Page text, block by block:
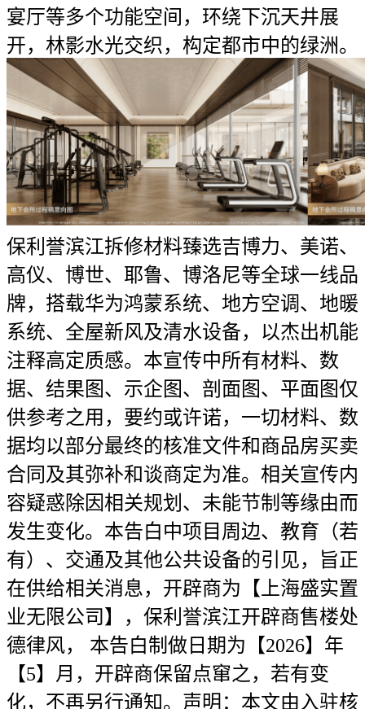
宴厅等多个功能空间，环绕下沉天井展
开，林影水光交织，构定都市中的绿洲。
保利誉滨江拆修材料臻选吉博力、美诺、
高仪、博世、耶鲁、博洛尼等全球一线品
牌，搭载华为鸿蒙系统、地方空调、地暖
系统、全屋新风及清水设备，以杰出机能
注释高定质感。本宣传中所有材料、数
据、结果图、示企图、剖面图、平面图仅
供参考之用，要约或许诺，一切材料、数
据均以部分最终的核准文件和商品房买卖
合同及其弥补和谈商定为准。相关宣传内
容疑惑除因相关规划、未能节制等缘由而
发生变化。本告白中项目周边、教育（若
有）、交通及其他公共设备的引见，旨正
在供给相关消息，开辟商为【上海盛实置
业无限公司】，保利誉滨江开辟商售楼处
德律风， 本告白制做日期为【2026】年
【5】月，开辟商保留点窜之，若有变
化，不再另行通知。声明：本文由入驻核